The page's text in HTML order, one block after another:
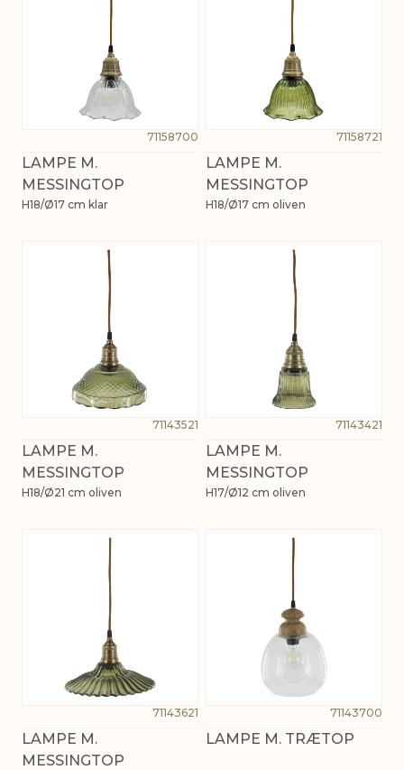
71158700
LAMPE M.
MESSINGTOP
H18/Ø17 cm klar
71158721
LAMPE M.
MESSINGTOP
H18/Ø17 cm oliven
71143521
LAMPE M.
MESSINGTOP
H18/Ø21 cm oliven
71143421
LAMPE M.
MESSINGTOP
H17/Ø12 cm oliven
71143621
LAMPE M.
MESSINGTOP
71143700
LAMPE M. TRÆTOP